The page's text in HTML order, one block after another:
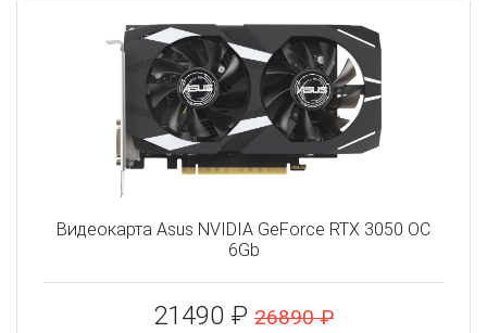
Видеокарта Asus NVIDIA GeForce RTX 3050 OC
6Gb
21490 ₽ 26890 ₽